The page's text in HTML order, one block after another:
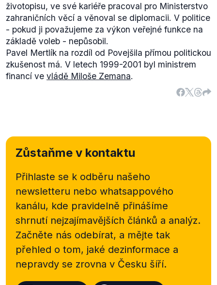
životopisu, ve své kariéře pracoval pro Ministerstvo
zahraničních věcí a věnoval se diplomacii. V politice
- pokud ji považujeme za výkon veřejné funkce na
základě voleb - nepůsobil.
Pavel Mertlík na rozdíl od Povejšila přímou politickou
zkušenost má. V letech 1999-2001 byl ministrem
financí ve vládě Miloše Zemana.
Zůstaňme v kontaktu
Přihlaste se k odběru našeho
newsletteru nebo whatsappového
kanálu, kde pravidelně přinášíme
shrnutí nejzajímavějších článků a analýz.
Začněte nás odebírat, a mějte tak
přehled o tom, jaké dezinformace a
nepravdy se zrovna v Česku šíří.